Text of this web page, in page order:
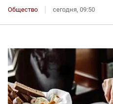
Общество сегодня, 09:50